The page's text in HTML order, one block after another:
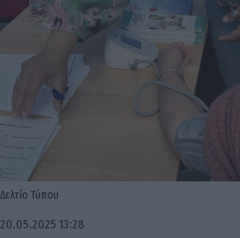
Δελτίο Τύπου
20.05.2025 13:28